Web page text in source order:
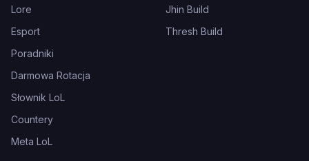
Lore
Esport
Poradniki
Darmowa Rotacja
Słownik LoL
Countery
Meta LoL
Jhin Build
Thresh Build